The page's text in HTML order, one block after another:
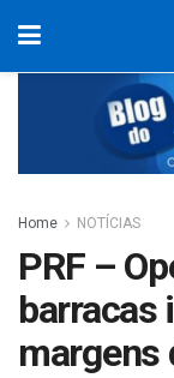
Home NOTÍCIAS
PRF –
barracas
margens